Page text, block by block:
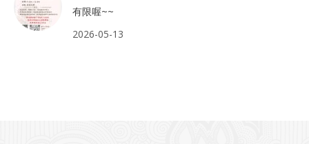
有限喔~~
2026-05-13